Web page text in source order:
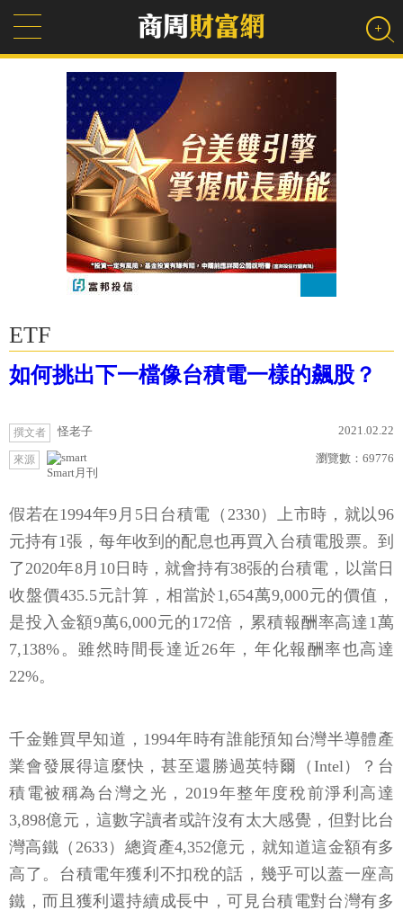
ETF
如何挑出下一檔像台積電一樣的飆股？
撰文者 怪老子 2021.02.22
來源
Smart月刊
瀏覽數： 69776
假若在1994年9月5日台積電（2330）上市時，就以96
元持有1張，每年收到的配息也再買入台積電股票。到
了2020年8月10日時，就會持有38張的台積電，以當日
收盤價435.5元計算，相當於1,654萬9,000元的價值，
是投入金額9萬6,000元的172倍，累積報酬率高達1萬
7,138%。雖然時間長達近26年，年化報酬率也高達
22%。
千金難買早知道，1994年時有誰能預知台灣半導體產
業會發展得這麼快，甚至還勝過英特爾（Intel）？台
積電被稱為台灣之光，2019年整年度稅前淨利高達
3,898億元，這數字讀者或許沒有太大感覺，但對比台
灣高鐵（2633）總資產4,352億元，就知道這金額有多
高了。台積電年獲利不扣稅的話，幾乎可以蓋一座高
鐵，而且獲利還持續成長中，可見台積電對台灣有多